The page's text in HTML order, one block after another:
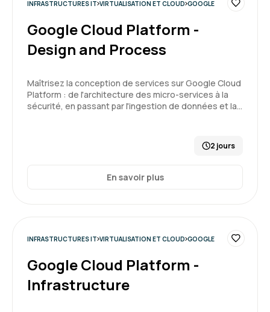
INFRASTRUCTURES IT VIRTUALISATION ET CLOUD GOOGLE
Google Cloud Platform -
Design and Process
Maîtrisez la conception de services sur Google Cloud
Platform : de l'architecture des micro-services à la
sécurité, en passant par l'ingestion de données et la…
2 jours
En savoir plus
INFRASTRUCTURES IT VIRTUALISATION ET CLOUD GOOGLE
Google Cloud Platform -
Infrastructure